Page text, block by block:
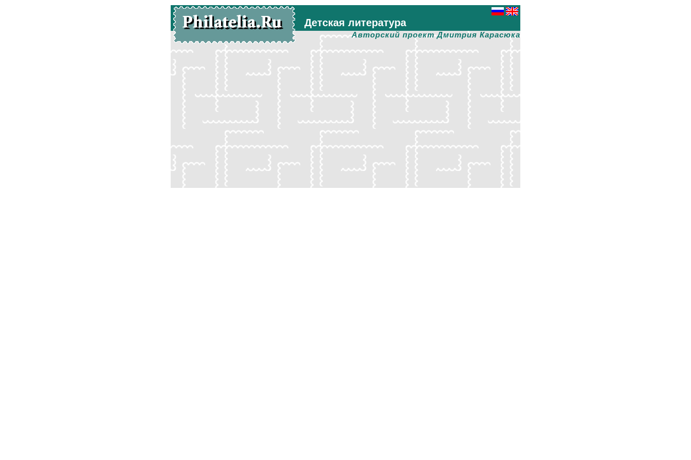
Детская литература
Авторский проект Дмитрия Карасюка